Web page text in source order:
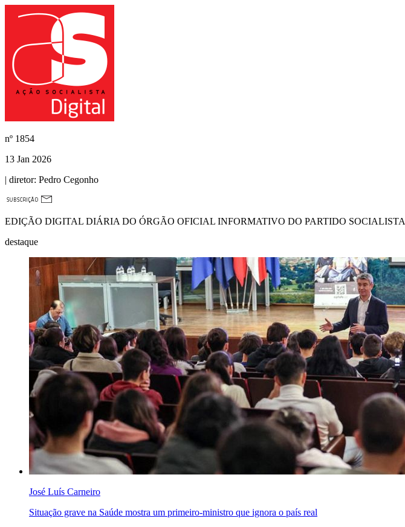
nº 1854
13 Jan 2026
| diretor: Pedro Cegonho
EDIÇÃO DIGITAL DIÁRIA DO ÓRGÃO OFICIAL INFORMATIVO DO PARTIDO SOCIALISTA
destaque
José Luís Carneiro
Situação grave na Saúde mostra um primeiro-ministro que ignora o país real